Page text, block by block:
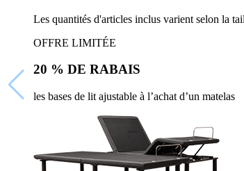
Les quantités d'articles inclus varient selon la
OFFRE LIMITÉE
20 % DE RABAIS
les bases de lit ajustable à l’achat d’un matelas